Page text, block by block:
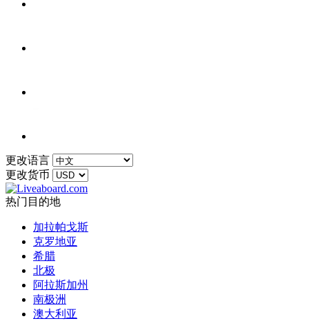
更改语言
更改货币
热门目的地
加拉帕戈斯
克罗地亚
希腊
北极
阿拉斯加州
南极洲
澳大利亚